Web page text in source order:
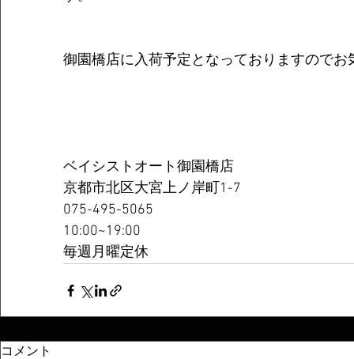
御園橋店に入荷予定となっておりますので
ベイシストオート御園橋店
京都市北区大宮上ノ岸町1-7
075-495-5065
10:00~19:00
毎週月曜定休
コメント